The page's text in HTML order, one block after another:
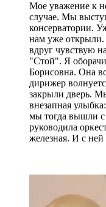
Мое уважение к
случае. Мы
консерватории.
нам уже открыли.
вдруг чувствую
"Стой". Я
Борисовна. Она
дирижер
закрыли дверь.
внезапная
мы тогда вышли с
руководила
железная. И с ней